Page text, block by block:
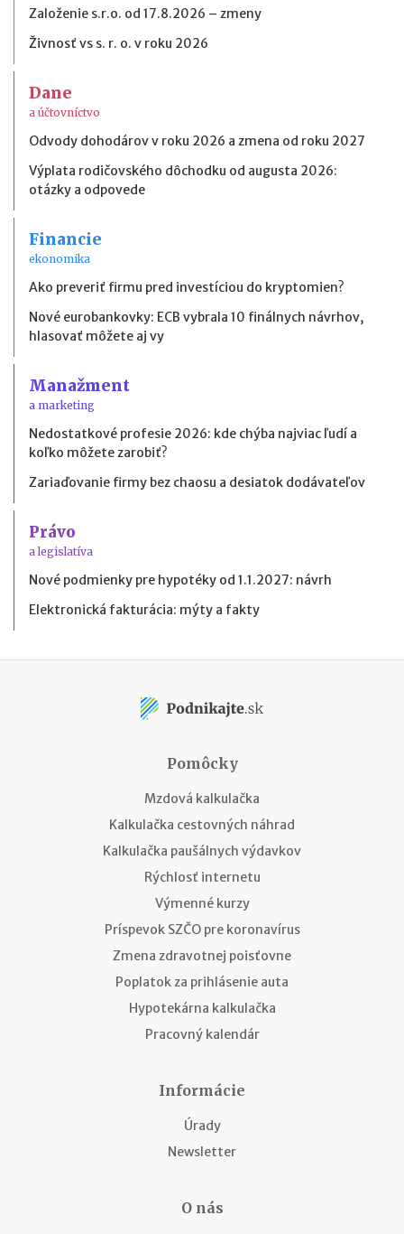
Založenie s.r.o. od 17.8.2026 – zmeny
Živnosť vs s. r. o. v roku 2026
Dane
a účtovníctvo
Odvody dohodárov v roku 2026 a zmena od roku 2027
Výplata rodičovského dôchodku od augusta 2026:
otázky a odpovede
Financie
ekonomika
Ako preveriť firmu pred investíciou do kryptomien?
Nové eurobankovky: ECB vybrala 10 finálnych návrhov,
hlasovať môžete aj vy
Manažment
a marketing
Nedostatkové profesie 2026: kde chýba najviac ľudí a
koľko môžete zarobiť?
Zariaďovanie firmy bez chaosu a desiatok dodávateľov
Právo
a legislatíva
Nové podmienky pre hypotéky od 1.1.2027: návrh
Elektronická fakturácia: mýty a fakty
Pomôcky
Mzdová kalkulačka
Kalkulačka cestovných náhrad
Kalkulačka paušálnych výdavkov
Rýchlosť internetu
Výmenné kurzy
Príspevok SZČO pre koronavírus
Zmena zdravotnej poisťovne
Poplatok za prihlásenie auta
Hypotekárna kalkulačka
Pracovný kalendár
Informácie
Úrady
Newsletter
O nás